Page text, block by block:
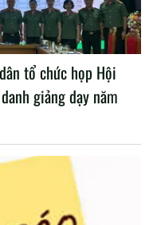
tổ chức họp Hội
giảng dạy năm